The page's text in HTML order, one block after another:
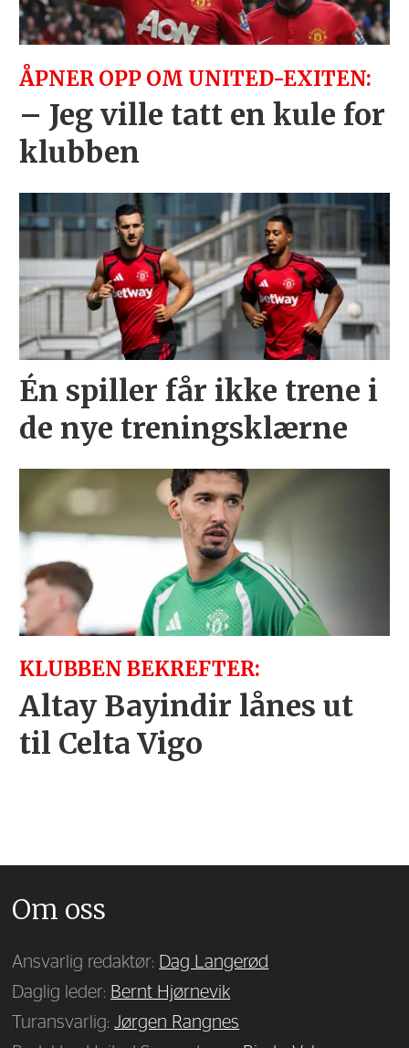
ÅPNER OPP OM UNITED-EXITEN:
– Jeg ville tatt en kule for
klubben
Én spiller får ikke trene i
de nye treningsklærne
KLUBBEN BEKREFTER:
Altay Bayindir lånes ut
til Celta Vigo
Om oss
Ansvarlig redaktør: Dag Langerød
Daglig leder: Bernt Hjørnevik
Turansvarlig:Jørgen Rangnes